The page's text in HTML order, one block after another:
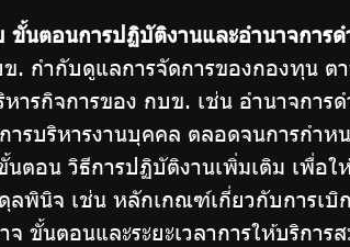
ขั้นตอนการปฏิบัติงานและอำนาจการ
ำกับดูแลการจัดการของกองทุน ต
หารกิจการของ กบข. เช่น อำนาจกา
ารบริหารงานบุคคล ตลอดจนการกำห
ตอน วิธีการปฏิบัติงานเพิ่มเติม เพื่อ
ลพินิจ เช่น หลักเกณฑ์เกี่ยวกับการเบิ
จ ขั้นตอนและระยะเวลาการให้บริก